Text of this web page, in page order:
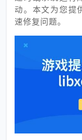
动。本文为您提
速修复问题。